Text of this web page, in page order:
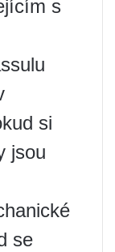
s
si
jsou
se